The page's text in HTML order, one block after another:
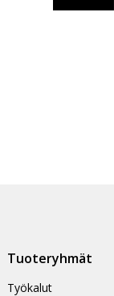
Tuoteryhmät
Työkalut